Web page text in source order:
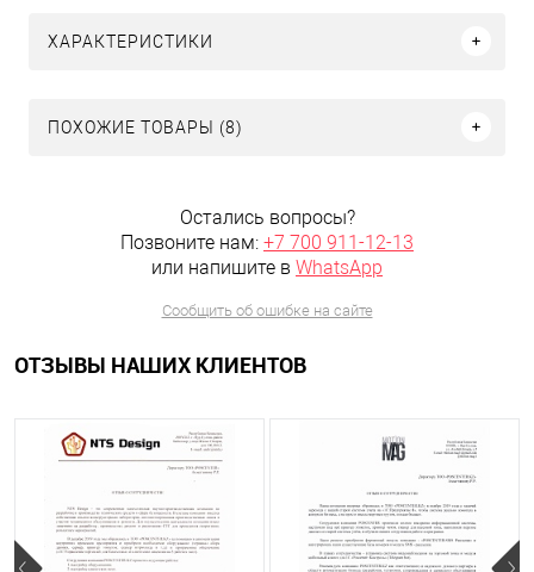
ХАРАКТЕРИСТИКИ
ПОХОЖИЕ ТОВАРЫ (8)
Остались вопросы?
Позвоните нам: +7 700 911-12-13
или напишите в WhatsApp
Сообщить об ошибке на сайте
ОТЗЫВЫ НАШИХ КЛИЕНТОВ